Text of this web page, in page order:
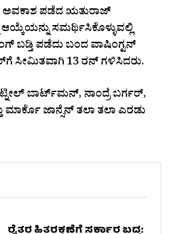
ಪಡೆದ ಋತುರಾಜ್‌
ಸಮರ್ಥಿಸಿಕೊಳ್ಳುವಲ್ಲಿ
ಬಡ್ತಿ ಪಡೆದು ಬಂದ ವಾಷಿಂಗ್ಟನ್‌
ಸೀಮಿತವಾಗಿ 13 ರನ್‌ ಗಳಿಸಿದರು.
ಬಾರ್ಟ್‌ಮನ್, ನಾಂದ್ರೆ ಬರ್ಗರ್,
ಜಾನ್ಸೆನ್‌ ತಲಾ ತಲಾ ಎರಡು
ರೈತರ ಹಿತರಕ್ಷಣೆಗೆ ಸರ್ಕಾರ ಬದ್ಧ: